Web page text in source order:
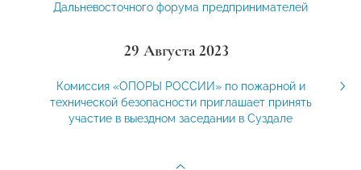
Дальневосточного форума предпринимателей
29 Августа 2023
Комиссия «ОПОРЫ РОССИИ» по пожарной и
технической безопасности приглашает принять
участие в выездном заседании в Суздале